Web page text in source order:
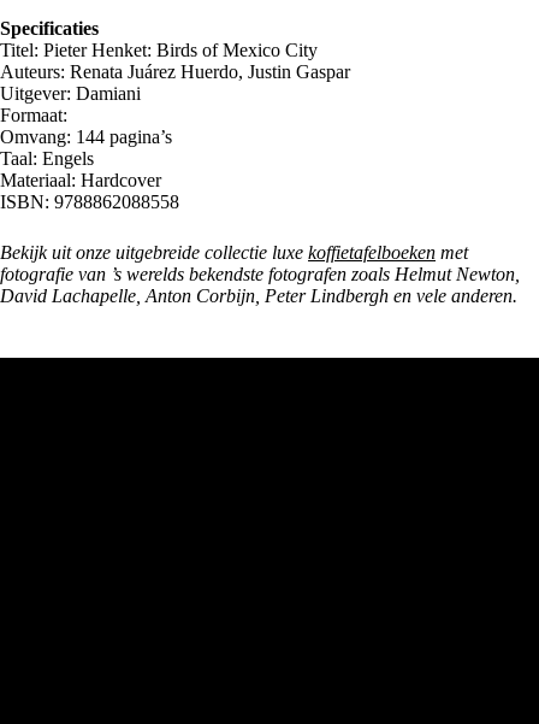
Specificaties
Titel: Pieter Henket: Birds of Mexico City
Auteurs: Renata Juárez Huerdo, Justin Gaspar
Uitgever: Damiani
Formaat:
Omvang: 144 pagina’s
Taal: Engels
Materiaal: Hardcover
ISBN: 9788862088558
Bekijk uit onze uitgebreide collectie luxe koffietafelboeken met
fotografie van ’s werelds bekendste fotografen zoals Helmut Newton,
David Lachapelle, Anton Corbijn, Peter Lindbergh en vele anderen.